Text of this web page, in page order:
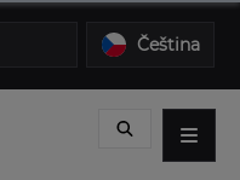
Čeština